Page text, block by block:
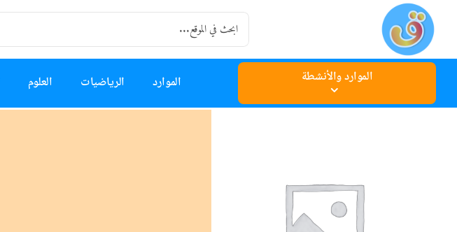
content
Search
for:
الموارد والأنشطة الموارد الرياضيات العلوم